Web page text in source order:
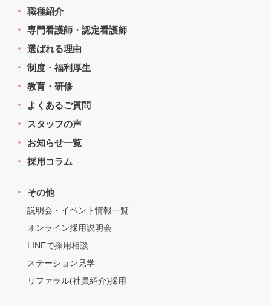
職種紹介
専門看護師・認定看護師
選ばれる理由
制度・福利厚生
教育・研修
よくあるご質問
スタッフの声
お知らせ一覧
採用コラム
その他
説明会・イベント情報一覧
オンライン採用説明会
LINEで採用相談
ステーション見学
リファラル(社員紹介)採用